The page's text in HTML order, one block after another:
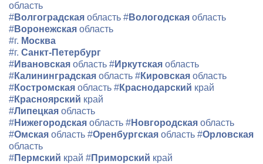
область
#Волгоградская область #Вологодская область
#Воронежская область
#г. Москва
#г. Санкт-Петербург
#Ивановская область #Иркутская область
#Калининградская область #Кировская область
#Костромская область #Краснодарский край
#Красноярский край
#Липецкая область
#Нижегородская область #Новгородская область
#Омская область #Оренбургская область #Орловская
область
#Пермский край #Приморский край